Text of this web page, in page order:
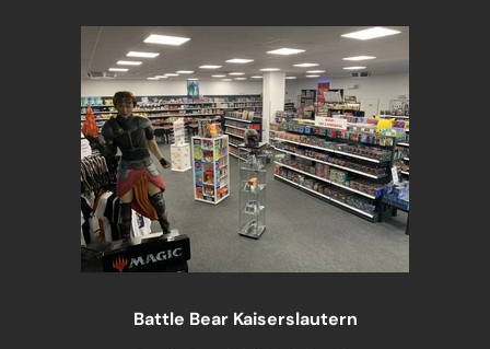
Battle Bear Kaiserslautern